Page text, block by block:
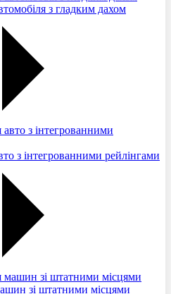
з гладким дахом
з інтегрованними рейлінгами
зі штатними місцями